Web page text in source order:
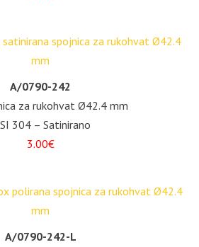
A/0790-242
za rukohvat Ø42.4 mm
304 – Satinirano
3.00€
A/0790-242-L